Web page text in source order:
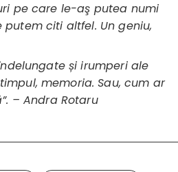
pe care le-aş putea numi
citi altfel. Un geniu,
și irumperi ale
memoria. Sau, cum ar
– Andra Rotaru